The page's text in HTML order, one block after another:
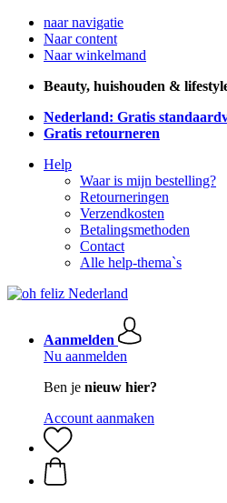
naar navigatie
Naar content
Naar winkelmand
Beauty, huishouden &
Nederland: Gratis
Gratis retourneren
Help
Waar is mijn bestelling?
Retourneringen
Verzendkosten
Betalingsmethoden
Contact
Alle help-thema`s
Aanmelden
Nu aanmelden
Ben je nieuw hier?
Account aanmaken